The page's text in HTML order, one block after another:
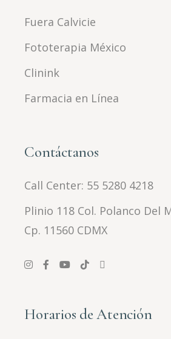
Fuera Calvicie
Fototerapia México
Clinink
Farmacia en Línea
Contáctanos
Call Center: 55 5280 4218
Plinio 118 Col. Polanco Del
Cp. 11560 CDMX
Horarios de Atención